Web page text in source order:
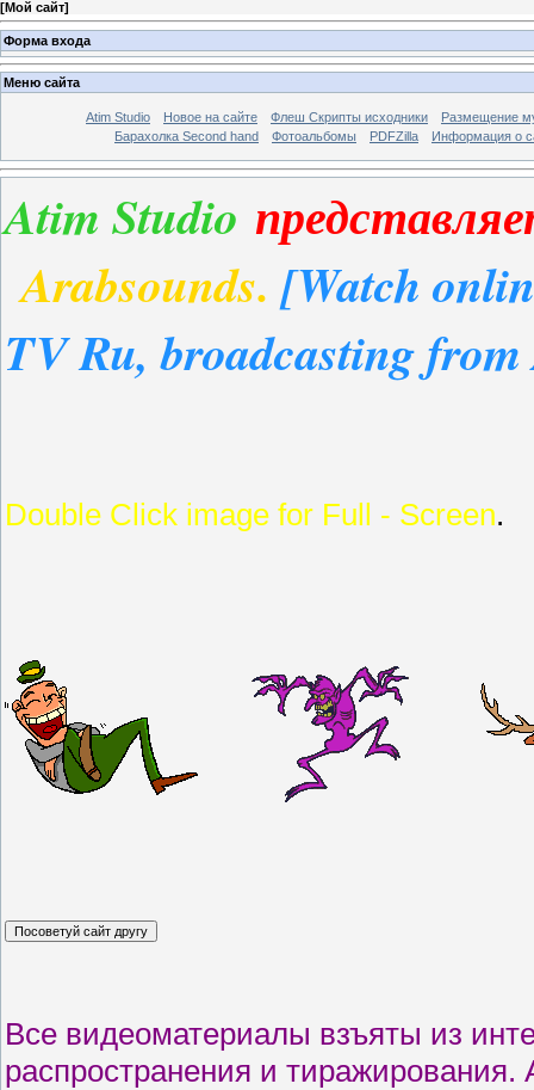
[Мой сайт]
Форма входа
Меню сайта
Atim Studio Новое на сайте Флеш Скрипты исходники
Размещение
Барахолка Second hand
Фотоальбомы PDFZilla Информация о
Atim Studio
Arabsounds. [Watch
TV Ru, broadcasting
Double Click image for Full - Screen.
Все видеоматериалы взъяты из
распространения и